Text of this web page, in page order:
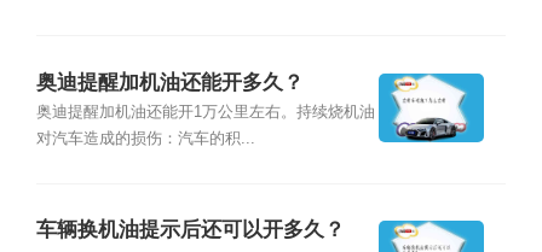
奥迪提醒加机油还能开多久？
奥迪提醒加机油还能开1万公里左右。持续烧机油
对汽车造成的损伤：汽车的积...
车辆换机油提示后还可以开多久？